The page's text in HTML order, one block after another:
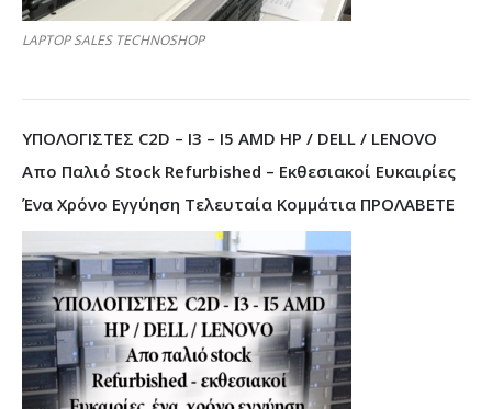
LAPTOP SALES TECHNOSHOP
ΥΠΟΛΟΓΙΣΤΕΣ C2D – I3 – I5 AMD HP / DELL / LENOVO
Απο Παλιό Stock Refurbished – Εκθεσιακοί Ευκαιρίες
Ένα Χρόνο Εγγύηση Τελευταία Κομμάτια ΠΡΟΛΑΒΕΤΕ